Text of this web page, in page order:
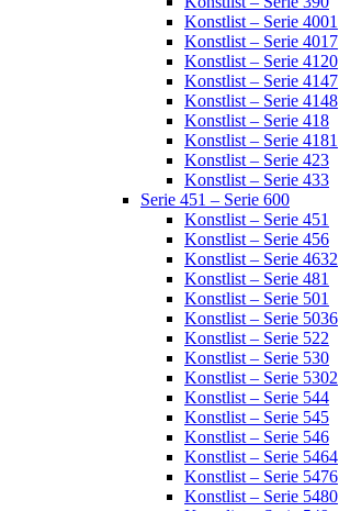
Konstlist – Serie 4001
Konstlist – Serie 4017
Konstlist – Serie 4120
Konstlist – Serie 4147
Konstlist – Serie 4148
Konstlist – Serie 418
Konstlist – Serie 4181
Konstlist – Serie 423
Konstlist – Serie 433
Serie 451 – Serie 600
Konstlist – Serie 451
Konstlist – Serie 456
Konstlist – Serie 4632
Konstlist – Serie 481
Konstlist – Serie 501
Konstlist – Serie 5036
Konstlist – Serie 522
Konstlist – Serie 530
Konstlist – Serie 5302
Konstlist – Serie 544
Konstlist – Serie 545
Konstlist – Serie 546
Konstlist – Serie 5464
Konstlist – Serie 5476
Konstlist – Serie 5480